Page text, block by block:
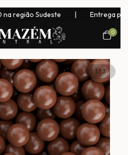
Sudeste | Entrega para
0
1 / 3